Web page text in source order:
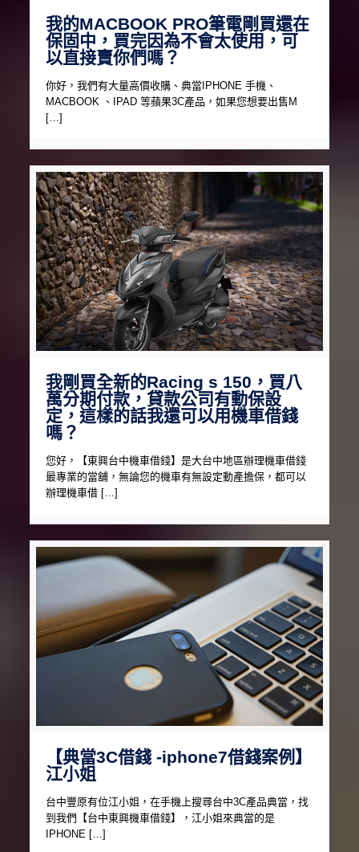
我的MACBOOK PRO筆電剛買還在
保固中，買完因為不會太使用，可
以直接賣你們嗎？
你好，我們有大量高價收購、典當IPHONE 手機、
MACBOOK 、IPAD 等蘋果3C產品，如果您想要出售M
[…]
我剛買全新的Racing s 150，買八
萬分期付款，貸款公司有動保設
定，這樣的話我還可以用機車借錢
嗎？
您好，【東興台中機車借錢】是大台中地區辦理機車借錢
最專業的當舖，無論您的機車有無設定動產擔保，都可以
辦理機車借 […]
【典當3C借錢 -iphone7借錢案例】
江小姐
台中豐原有位江小姐，在手機上搜尋台中3C產品典當，找
到我們【台中東興機車借錢】，江小姐來典當的是
IPHONE […]